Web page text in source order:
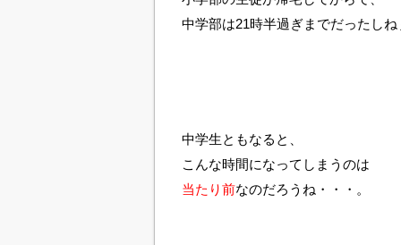
中学部は21時半過ぎまでだったしね
中学生ともなると、
こんな時間になってしまうのは
当たり前なのだろうね・・・。